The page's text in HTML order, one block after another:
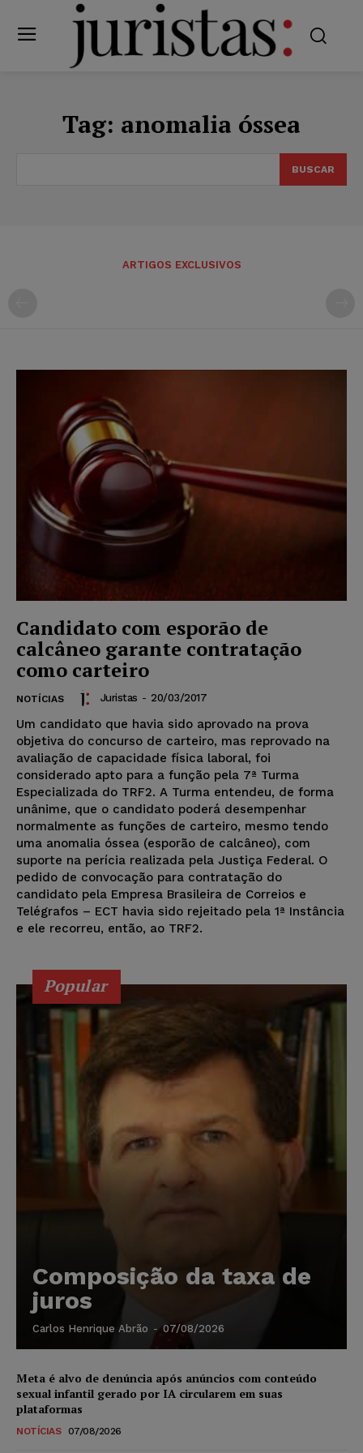
Tag: anomalia óssea
BUSCAR
ARTIGOS EXCLUSIVOS
Candidato com esporão de
calcâneo garante contratação
como carteiro
NOTÍCIAS Juristas - 20/03/2017
Um candidato que havia sido aprovado na prova
objetiva do concurso de carteiro, mas reprovado na
avaliação de capacidade física laboral, foi
considerado apto para a função pela 7ª Turma
Especializada do TRF2. A Turma entendeu, de forma
unânime, que o candidato poderá desempenhar
normalmente as funções de carteiro, mesmo tendo
uma anomalia óssea (esporão de calcâneo), com
suporte na perícia realizada pela Justiça Federal. O
pedido de convocação para contratação do
candidato pela Empresa Brasileira de Correios e
Telégrafos – ECT havia sido rejeitado pela 1ª Instância
e ele recorreu, então, ao TRF2.
Popular
Composição da taxa de
juros
Carlos Henrique Abrão - 07/08/2026
Meta é alvo de denúncia após anúncios com conteúdo
sexual infantil gerado por IA circularem em suas
plataformas
NOTÍCIAS 07/08/2026